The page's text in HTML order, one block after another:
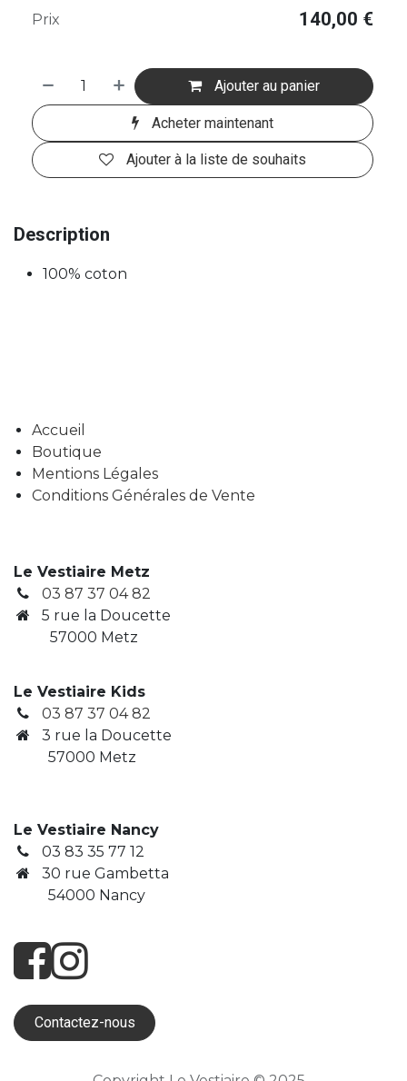
Ajouter au panier
Acheter maintenant
Ajouter à la liste de souhaits
Prix 140,00 €
Description
100% coton
Accueil
Boutique
Mentions Légales
Conditions Générales de Vente
Le Vestiaire Metz
03 87 37 04 82
5 rue la Doucette
57000 Metz
Le Vestiaire Kids
03 87 37 04 82
3 rue la Doucette
​ 57000 Metz
Le Vestiaire Nancy
03 83 35 77 12
30 rue Gambetta
​ 54000 Nancy
Contactez-nous